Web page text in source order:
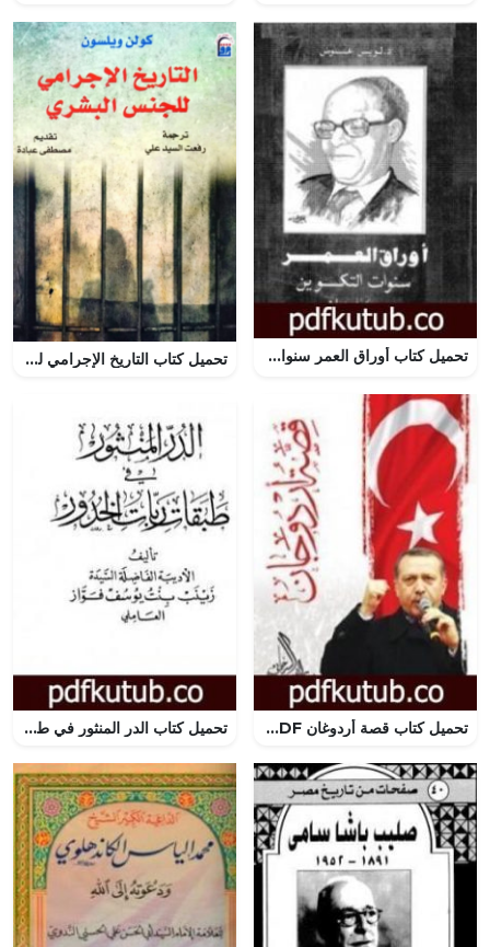
تحميل كتاب أوراق العمر سنوات التكوين PDF تأليف لويس عوض مجانا [كامل] تحميل كتاب التاريخ الإجرامي للجنس البشري PDF كولن ويلسون مجانا
تحميل كتاب قصة أردوغان PDF تأليف راغب السرجاني مجانا [كامل] تحميل كتاب الدر المنثور في طبقات ربات الخدور – نسخة قديمة PDF تأليف زينب فواز مجانا [كامل]